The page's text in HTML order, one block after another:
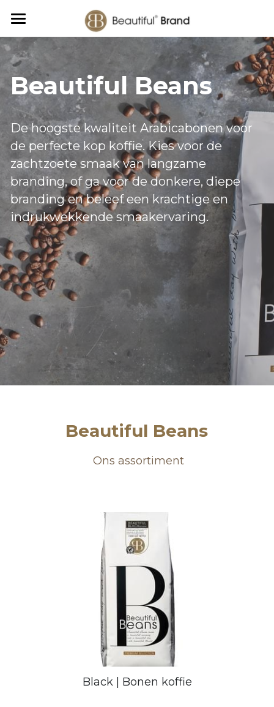
Home
Beautiful Chocolate
Beautiful Nuts
Beautiful Beans
Over ons
Over Beautiful Brand
Veelgestelde vragen
Verkooppunten
Beautiful Beans
De hoogste kwaliteit Arabicabonen voor
de perfecte kop koffie. Kies voor de
zachtzoete smaak van langzame
branding, of ga voor de donkere, diepe
branding en beleef een krachtige en
indrukwekkende smaakervaring.
Beautiful Beans
Ons assortiment
Black | Bonen koffie